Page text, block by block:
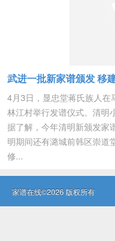
武进一批新家谱颁发 移
4月3日，显忠堂蒋氏族人在
林江村举行发谱仪式。清明
据了解，今年清明新颁发家
明期间还有潞城前韩区崇道
修...
家谱在线©2026 版权所有